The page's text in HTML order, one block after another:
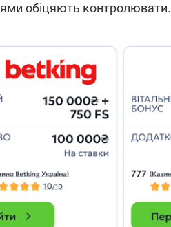
обіцяють контролювати.